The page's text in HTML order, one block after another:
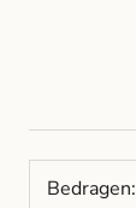
Bedragen: